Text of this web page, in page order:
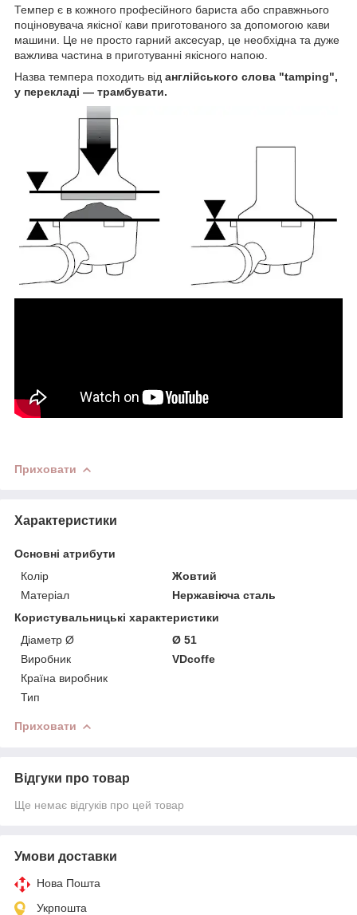
Темпер є в кожного професійного бариста або справжнього
поціновувача якісної кави приготованого за допомогою кави
машини. Це не просто гарний аксесуар, це необхідна та дуже
важлива частина в приготуванні якісного напою.
Назва темпера походить від англійського слова "tamping",
у перекладі — трамбувати.
Приховати
Характеристики
Основні атрибути
Колір
Жовтий
Матеріал
Нержавіюча сталь
Користувальницькі характеристики
Діаметр Ø
Ø 51
Виробник
VDcoffe
Країна виробник
Тип
Приховати
Відгуки про товар
Ще немає відгуків про цей товар
Умови доставки
Нова Пошта
Укрпошта